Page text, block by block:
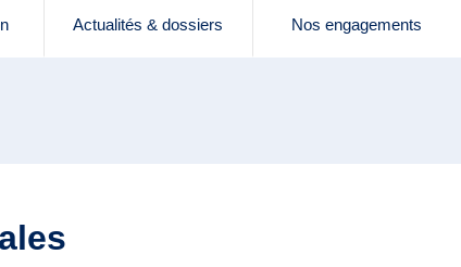
Actualités & dossiers Nos engagements